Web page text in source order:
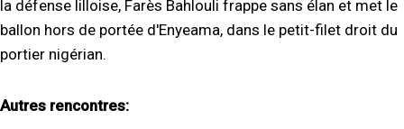
la défense lilloise, Farès Bahlouli frappe sans élan et met le
ballon hors de portée d'Enyeama, dans le petit-filet droit du
portier nigérian.
Autres rencontres: